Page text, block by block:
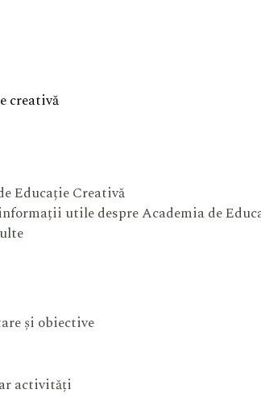
creativă
Educație Creativă
utile despre Academia de
și obiective
activități